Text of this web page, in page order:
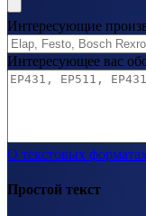
Интересующие
Интересующее вас
О текстовых форматах
Простой текст